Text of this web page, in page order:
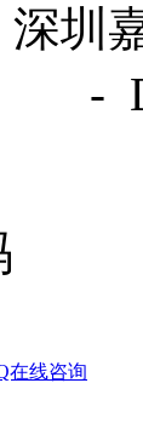
深圳
-
在线咨询